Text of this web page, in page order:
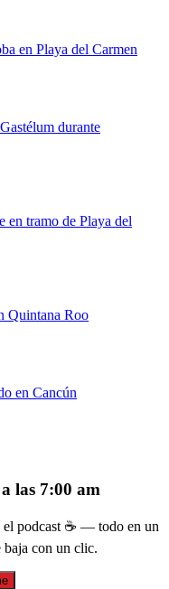
en Playa del Carmen
durante
en tramo de Playa del
Quintana Roo
en Cancún
las 7:00 am
el podcast ☕ — todo en un
baja con un clic.